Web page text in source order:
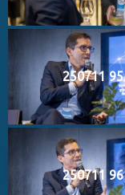
250711 95
250711 96